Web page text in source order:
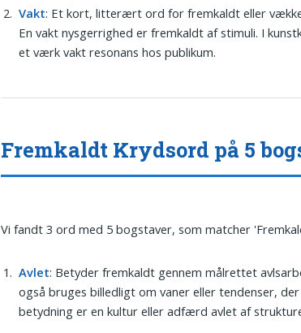
Vakt: Et kort, litterært ord for fremkaldt eller
En vakt nysgerrighed er fremkaldt af stimuli. I
et værk vakt resonans hos publikum.
Fremkaldt Krydsord på 5
Vi fandt 3 ord med 5 bogstaver, som matcher
Avlet: Betyder fremkaldt gennem målrettet
også bruges billedligt om vaner eller tendenser,
betydning er en kultur eller adfærd avlet af